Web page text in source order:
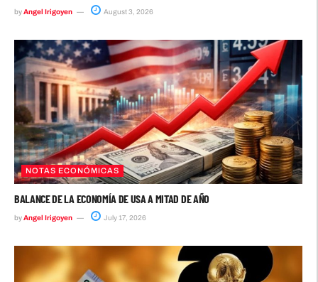
byAngel Irigoyen August 3, 2026
NOTAS ECONÓMICAS
BALANCE DE LA ECONOMÍA DE USA A MITAD DE AÑO
byAngel Irigoyen July 17, 2026